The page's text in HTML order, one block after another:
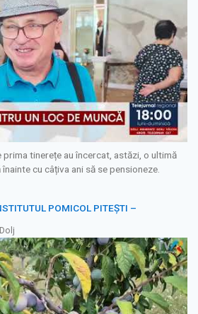
tinerețe au încercat, astăzi, o ultimă
cu câțiva ani să se pensioneze.
POMICOL PITEȘTI –